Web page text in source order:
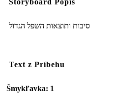
סיבות ותוצאות השפל הגדול
Text z Príbehu
Šmykľavka: 1